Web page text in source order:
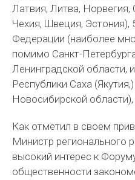
Латвия, Литва,
Чехия, Швеция, Эстония),
Федерации (наиболее
помимо Санкт-
Ленинградской области,
Республики Саха
Новосибирской
Как отметил в своем
Министр регионального
высокий интерес к
общественности